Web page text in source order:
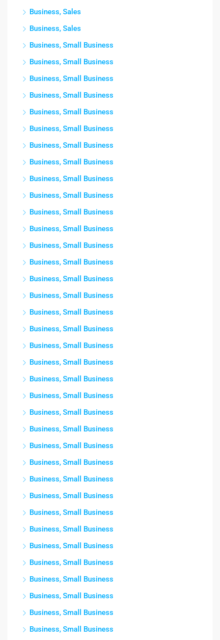
Business, Sales
Business, Sales
Business, Small Business
Business, Small Business
Business, Small Business
Business, Small Business
Business, Small Business
Business, Small Business
Business, Small Business
Business, Small Business
Business, Small Business
Business, Small Business
Business, Small Business
Business, Small Business
Business, Small Business
Business, Small Business
Business, Small Business
Business, Small Business
Business, Small Business
Business, Small Business
Business, Small Business
Business, Small Business
Business, Small Business
Business, Small Business
Business, Small Business
Business, Small Business
Business, Small Business
Business, Small Business
Business, Small Business
Business, Small Business
Business, Small Business
Business, Small Business
Business, Small Business
Business, Small Business
Business, Small Business
Business, Small Business
Business, Small Business
Business, Small Business